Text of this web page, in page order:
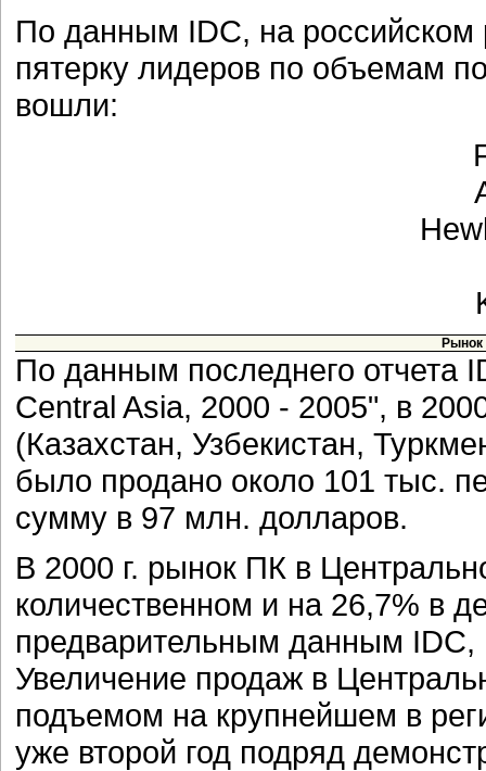
По данным IDC, на российском
пятерку лидеров по объемам
вошли:
Рынок
По данным последнего отчета
Central Asia, 2000 - 2005", в
(Казахстан, Узбекистан,
было продано около 101 тыс.
сумму в 97 млн. долларов.
В 2000 г. рынок ПК в
количественном и на 26,7% в
предварительным данным IDC,
Увеличение продаж в
подъемом на крупнейшем в
уже второй год подряд